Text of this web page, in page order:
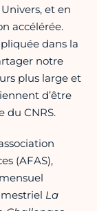
et en
accélérée.
dans la
notre
plus large et
d’être
du CNRS.
(AFAS),
La